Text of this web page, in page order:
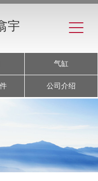
宇
气缸
公司介绍